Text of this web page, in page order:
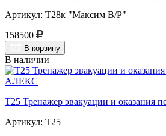
Артикул: Т28к "Максим В/Р"
158500
В корзину
В наличии
Т25 Тренажер эвакуации и
Артикул: Т25